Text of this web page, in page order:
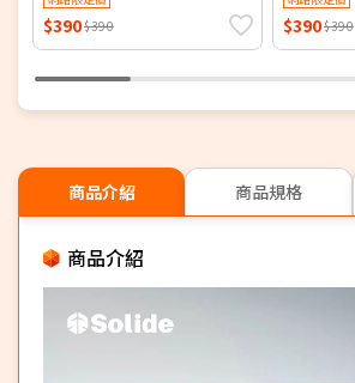
$390$390 $390$390
商品介紹 商品規格
商品介紹